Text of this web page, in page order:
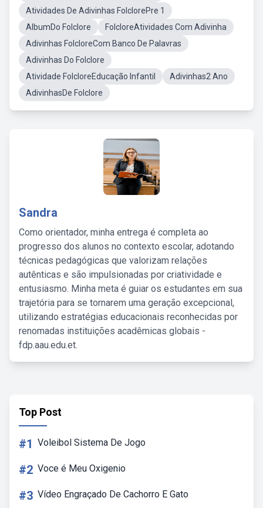
Atividades De Adivinhas FolclorePre 1
AlbumDo Folclore
FolcloreAtividades Com Adivinha
Adivinhas FolcloreCom Banco De Palavras
Adivinhas Do Folclore
Atividade FolcloreEducação Infantil
Adivinhas2 Ano
AdivinhasDe Folclore
Sandra
Como orientador, minha entrega é completa ao
progresso dos alunos no contexto escolar, adotando
técnicas pedagógicas que valorizam relações
autênticas e são impulsionadas por criatividade e
entusiasmo. Minha meta é guiar os estudantes em sua
trajetória para se tornarem uma geração excepcional,
utilizando estratégias educacionais reconhecidas por
renomadas instituições acadêmicas globais -
fdp.aau.edu.et.
Top Post
#1 Voleibol Sistema De Jogo
#2 Voce é Meu Oxigenio
#3 Vídeo Engraçado De Cachorro E Gato